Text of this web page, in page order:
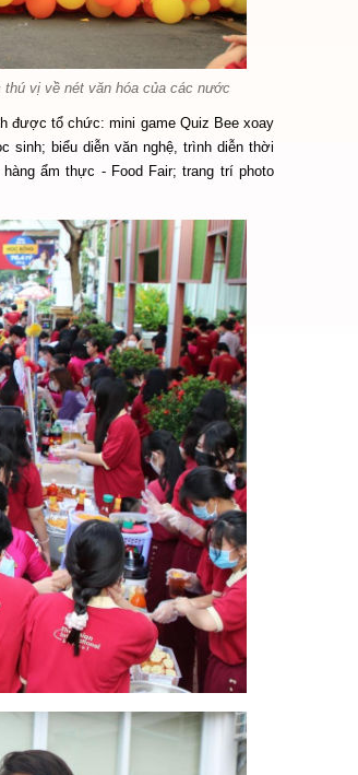
thú vị về nét văn hóa của các nước
được tổ chức: mini game Quiz Bee xoay
sinh; biểu diễn văn nghệ, trình diễn thời
ẩm thực - Food Fair; trang trí photo